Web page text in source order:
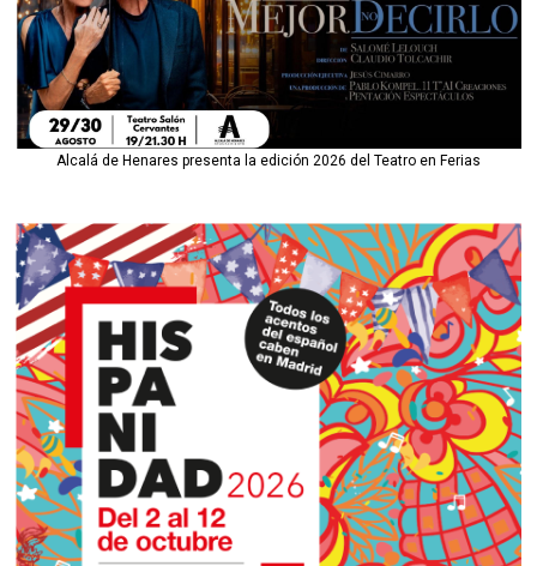
Alcalá de Henares presenta la edición 2026 del Teatro en Ferias